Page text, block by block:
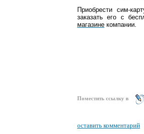
Приобрести сим-
заказать его с
магазине компании.
Поместить ссылку в
оставить комментарий